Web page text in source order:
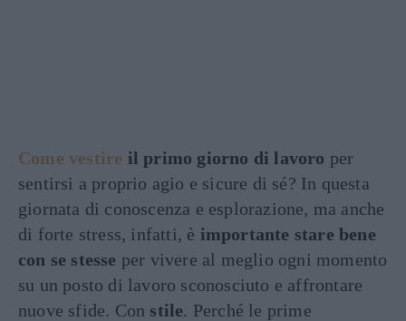
Come vestire il primo giorno di lavoro per
sentirsi a proprio agio e sicure di sé? In questa
giornata di conoscenza e esplorazione, ma anche
di forte stress, infatti, è importante stare bene
con se stesse per vivere al meglio ogni momento
su un posto di lavoro sconosciuto e affrontare
nuove sfide. Con stile. Perché le prime